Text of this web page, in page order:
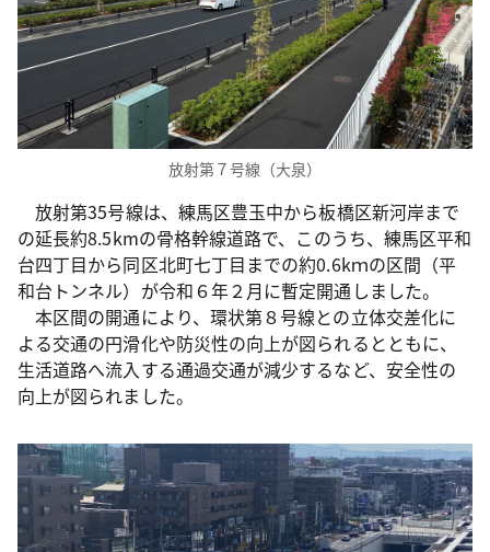
放射第７号線（大泉）
放射第35号線は、練馬区豊玉中から板橋区新河岸まで
の延長約8.5kmの骨格幹線道路で、このうち、練馬区平和
台四丁目から同区北町七丁目までの約0.6kｍの区間（平
和台トンネル）が令和６年２月に暫定開通しました。
本区間の開通により、環状第８号線との立体交差化に
よる交通の円滑化や防災性の向上が図られるとともに、
生活道路へ流入する通過交通が減少するなど、安全性の
向上が図られました。